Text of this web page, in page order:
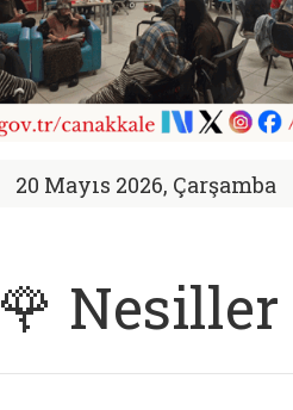
20 Mayıs 2026, Çarşamba
🌹 Nesiller